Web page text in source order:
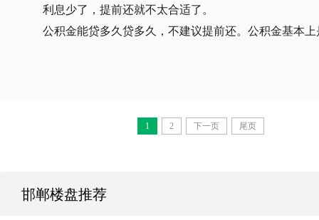
利息少了，提前还就不太合适了。
公积金能贷多久贷多久，不建议提前还。公积金基本
1 2 下一页 尾页
邯郸楼盘推荐